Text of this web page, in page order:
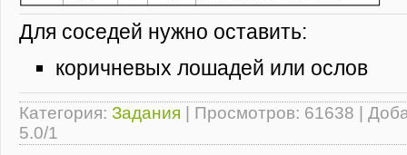
Для соседей нужно оставить:
коричневых лошадей или ослов
Категория: Задания Просмотров: 61638 |
5.0/1